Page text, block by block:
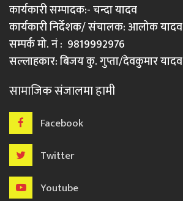
कार्यकारी सम्पादक:- चन्दा यादव
कार्यकारी निर्देशक/ संचालक: आलोक यादव
सम्पर्क मो. नं : 9819992976
सल्लाहकार: बिजय कु. गुप्ता/देवकुमार यादव
सामाजिक संजालमा हामी
Facebook
Twitter
Youtube